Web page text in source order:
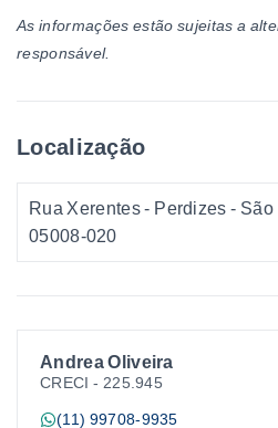
Andrea Oliveira
CRECI - 225.945
(11) 99708-9935
As informações estão sujeitas a
responsável.
Localização
Rua Xerentes - Perdizes -
05008-020